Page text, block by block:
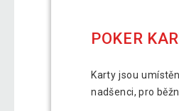
POKER
Karty jsou
nadšenci, pro